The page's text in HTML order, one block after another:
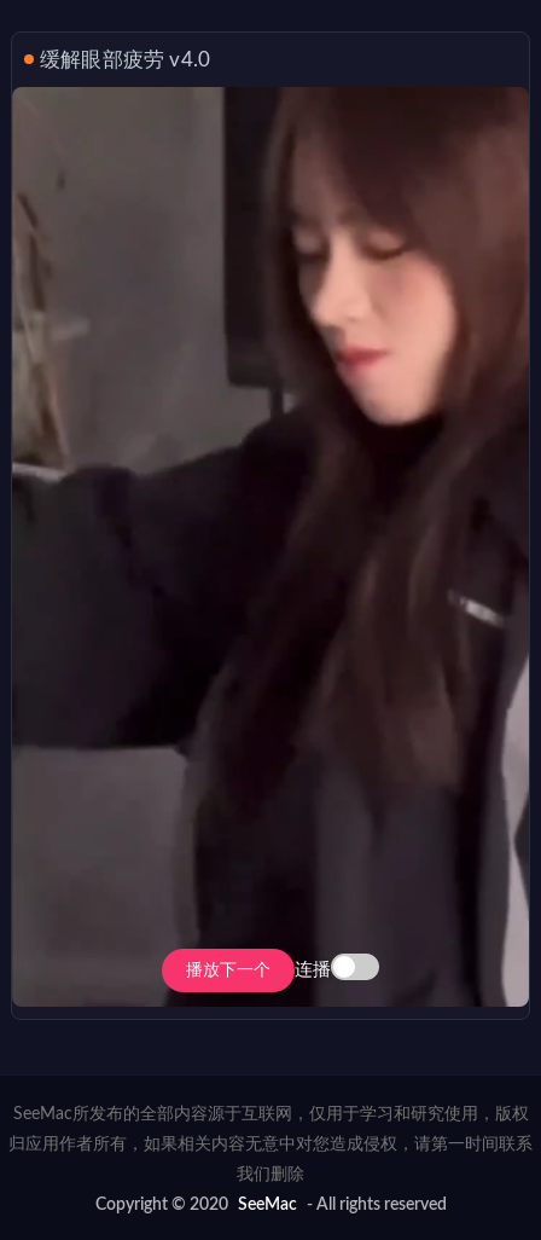
缓解眼部疲劳 v4.0
播放下一个 连播
SeeMac所发布的全部内容源于互联网，仅用于学习和研究使用，版权
归应用作者所有，如果相关内容无意中对您造成侵权，请第一时间联系
我们删除
Copyright © 2020 SeeMac - All rights reserved